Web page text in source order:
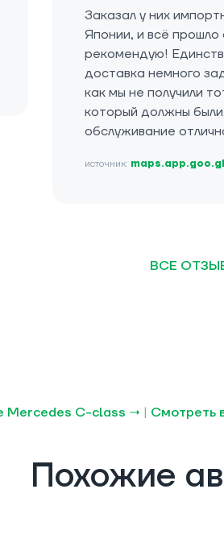
Заказал у них
Японии, и всё прошло
рекомендую!
доставка немного
как мы не получили
который должны
обслуживание
источник:
ВСЕ
Mercedes C-class → | Смотреть
Похожие